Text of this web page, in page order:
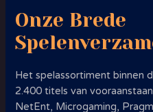
Onze Brede
Het spelassortiment binnen
2.400 titels van
NetEnt, Microgaming,